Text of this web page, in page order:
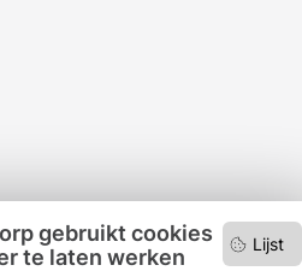
Lijst
gebruikt cookies
te laten werken